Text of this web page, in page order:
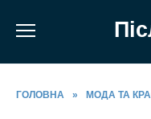
ГОЛОВНА » МОДА ТА